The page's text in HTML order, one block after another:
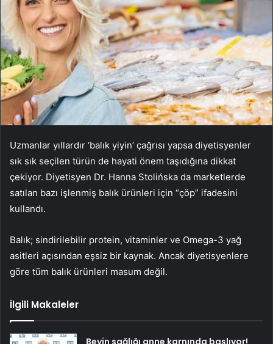
Uzmanlar yıllardır ‘balık yiyin’ çağrısı yapsa diyetisyenler
sık sık seçilen türün de hayati önem taşıdığına dikkat
çekiyor. Diyetisyen Dr. Hanna Stolińska da marketlerde
satılan bazı işlenmiş balık ürünleri için “çöp” ifadesini
kullandı.
Balık; sindirilebilir protein, vitaminler ve Omega-3 yağ
asitleri açısından eşsiz bir kaynak. Ancak diyetisyenlere
göre tüm balık ürünleri masum değil.
İlgili Makaleler